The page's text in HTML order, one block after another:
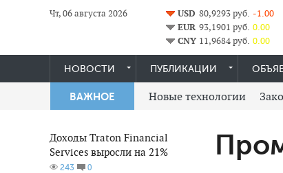
Чт, 06 августа 2026 USD 80,9293 руб. -1.00
EUR 93,1901 руб. 0.00
CNY 11,9684 руб. 0.00
НОВОСТИ ПУБЛИКАЦИИ
ВАЖНОЕ Новые технологии
Доходы Traton Financial
Services выросли на 21%
243 0